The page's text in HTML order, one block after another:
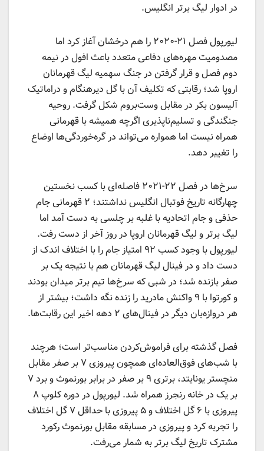
در ادوار لیگ برتر انگلیس.
لیورپول فصل ۲۱-۲۰۲۰ را هم درخشان آغاز کرد اما
مصدومیت مهره‌های دفاعی متعدد باعث افول در نیمه
دوم فصل و قرار گرفتن در جنگ سهمیه لیگ قهرمانان
اروپا شد؛ رقابتی که تکلیف آن با گل دیرهنگام و دراماتیک
آلیسون بکر در مقابل وست‌بروم شکل گرفت. روحیه
جنگندگی و تسلیم‌ناپذیری اگرچه همیشه با قهرمانی
همراه نیست اما همواره می‌تواند در گره‌خوردگی‌ها اوضاع
را تغییر دهد.
سرخ‌ها در فصل ۲۲-۲۰۲۱ فاصله‌ای با کسب نخستین
چهارگانه تاریخ فوتبال انگلیس نداشتند؛ ۲ قهرمانی جام
حذفی و جام اتحادیه با غلبه بر چلسی به دست آمد اما
لیگ برتر و لیگ قهرمانان اروپا در روز آخر از دست رفت.
لیورپول با وجود کسب ۹۲ امتیاز جام را با اختلاف اندک از
دست داد و در فینال لیگ قهرمانان هم با نتیجه یک بر
صفر بازنده شد؛ در شبی که سرخ‌ها تیم برتر میدان بودند
و کورتوا با ۹ واکنش مادرید را زنده نگه داشت؛ بیشتر از
هر دروازه‌بان دیگر در فینال‌های ۲ دهه اخیر این رقابت‌ها.
فصل گذشته برای فراموش‌کردن مناسب‌تر است؛ هرچند
با شب‌های فوق‌العاده‌ای همچون پیروزی ۷ بر صفر مقابل
منچستر یونایتد، برتری ۹ بر صفر در برابر بورنموث و برد ۷
بر یک در خانه رنجرز همراه شد. لیورپول در دوره کلوپ ۸
پیروزی با ۶ گل اختلاف و ۵ پیروزی با حداقل ۷ گل اختلاف
را تجربه کرد و پیروزی در مسابقه مقابل بورنموث رکورد
مشترک تاریخ لیگ برتر به شمار می‌رفت.